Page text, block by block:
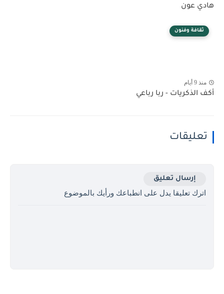
هادي عون
ثقافة وفنون
منذ 9 أيام
أكف الذكريات - ربا رباعي
تعليقات
إرسال تعليق
اترك تعليقا يدل على انطباعك ورأيك بالموضوع